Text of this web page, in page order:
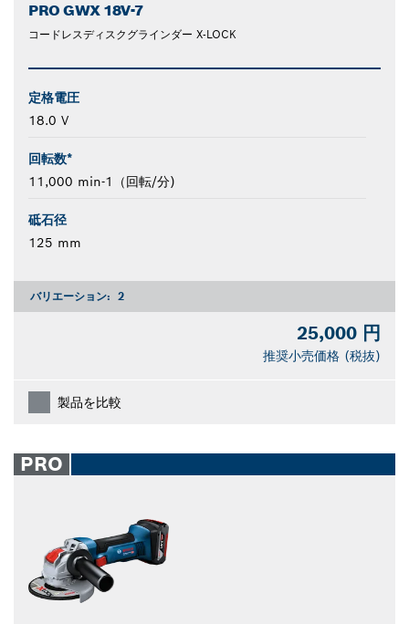
PRO GWX 18V-7
コードレスディスクグラインダー X-LOCK
定格電圧
18.0 V
回転数*
11,000 min-1（回転/分)
砥石径
125 mm
バリエーション: 2
25,000 円
推奨小売価格 (税抜)
製品を比較
PRO